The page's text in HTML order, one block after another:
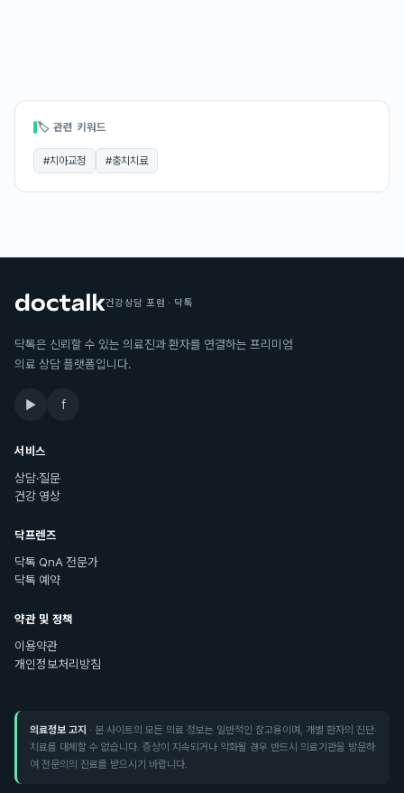
🏷 관련 키워드
#치아교정 #충치치료
건강상담 포럼 · 닥톡
닥톡은 신뢰할 수 있는 의료진과 환자를 연결하는 프리미엄
의료 상담 플랫폼입니다.
▶ f
서비스
상담·질문
건강 영상
닥프렌즈
닥톡 QnA 전문가
닥톡 예약
약관 및 정책
이용약관
개인정보처리방침
의료정보 고지 · 본 사이트의 모든 의료 정보는 일반적인 참고용이며, 개별 환자의 진단·
치료를 대체할 수 없습니다. 증상이 지속되거나 악화될 경우 반드시 의료기관을 방문하
여 전문의의 진료를 받으시기 바랍니다.